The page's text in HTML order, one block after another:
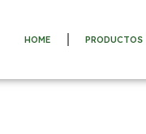
HOME PRODUCTOS